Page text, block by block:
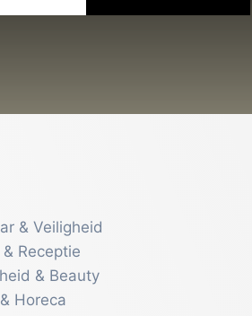
& Veiligheid
Receptie
& Beauty
Horeca